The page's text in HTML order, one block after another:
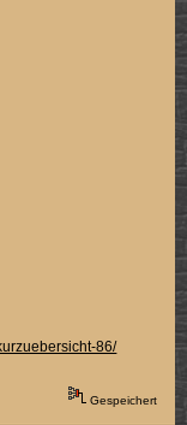
86/
Gespeichert